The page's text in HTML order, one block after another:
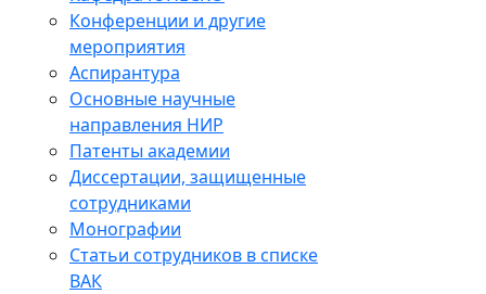
Конференции и другие
мероприятия
Аспирантура
Основные научные
направления НИР
Патенты академии
Диссертации, защищенные
сотрудниками
Монографии
Статьи сотрудников в списке
ВАК